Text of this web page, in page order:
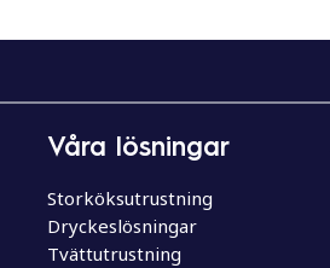
Våra lösningar
Storköksutrustning
Dryckeslösningar
Tvättutrustning